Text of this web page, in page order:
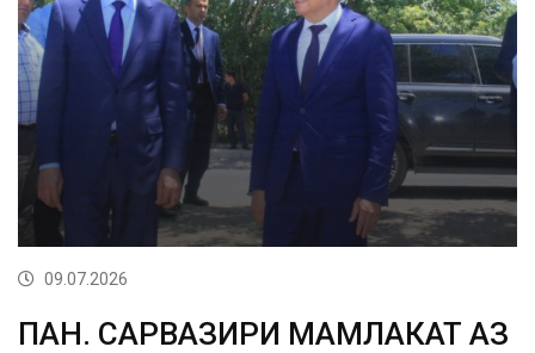
09.07.2026
ПАНҶ. САРВАЗИРИ МАМЛАКАТ АЗ